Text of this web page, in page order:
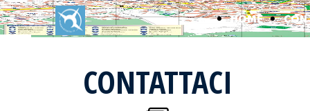
HOME
CONTATTACI